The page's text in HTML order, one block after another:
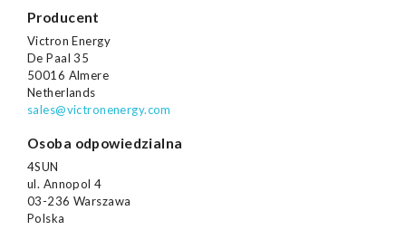
Producent
Victron Energy
De Paal 35
50016 Almere
Netherlands
sales@victronenergy.com
Osoba odpowiedzialna
4SUN
ul. Annopol 4
03-236 Warszawa
Polska